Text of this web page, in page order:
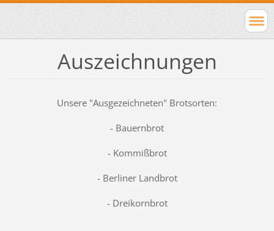
Auszeichnungen
Unsere "Ausgezeichneten" Brotsorten:
- Bauernbrot
- Kommißbrot
- Berliner Landbrot
- Dreikornbrot